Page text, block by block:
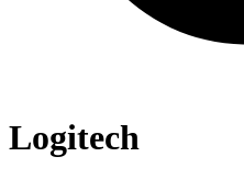
Logitech